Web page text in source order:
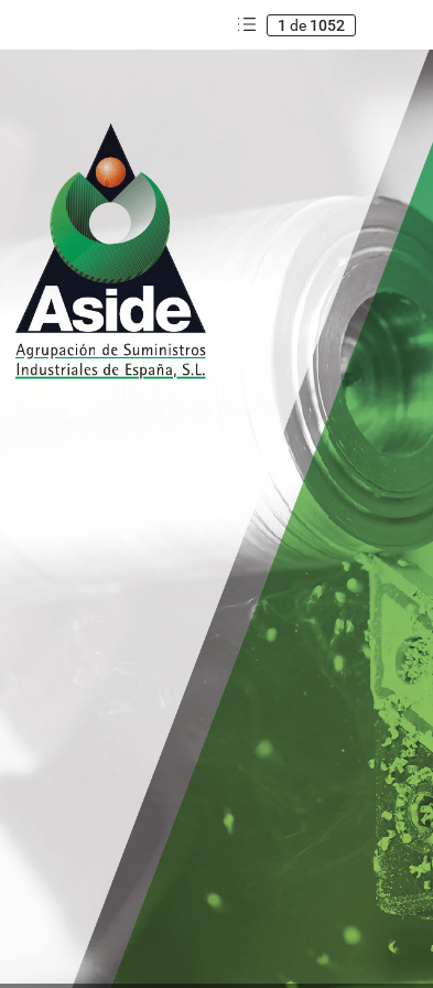
1 de 1052